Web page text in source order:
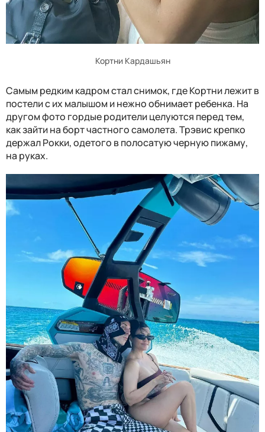
Кортни Кардашьян
Самым редким кадром стал снимок, где Кортни лежит в
постели с их малышом и нежно обнимает ребенка. На
другом фото гордые родители целуются перед тем,
как зайти на борт частного самолета. Трэвис крепко
держал Рокки, одетого в полосатую черную пижаму,
на руках.